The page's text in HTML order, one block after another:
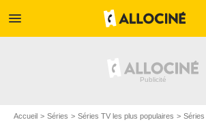
menu
Accueil Séries Séries TV les plus populaires